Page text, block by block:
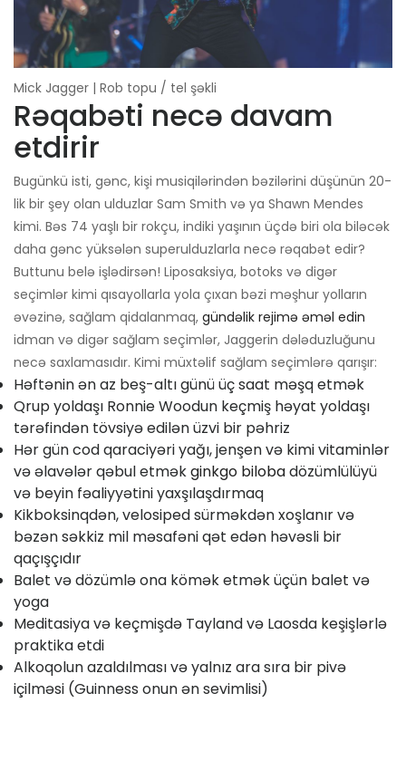
Mick Jagger | Rob topu / tel şəkli
Rəqabəti necə davam
etdirir
Bugünkü isti, gənc, kişi musiqilərindən bəzilərini düşünün 20-
lik bir şey olan ulduzlar Sam Smith və ya Shawn Mendes
kimi. Bəs 74 yaşlı bir rokçu, indiki yaşının üçdə biri ola biləcək
daha gənc yüksələn superulduzlarla necə rəqabət edir?
Buttunu belə işlədirsən! Liposaksiya, botoks və digər
seçimlər kimi qısayollarla yola çıxan bəzi məşhur yolların
əvəzinə, sağlam qidalanmaq, gündəlik rejimə əməl edin
idman və digər sağlam seçimlər, Jaggerin dələduzluğunu
necə saxlamasıdır. Kimi müxtəlif sağlam seçimlərə qarışır:
Həftənin ən az beş-altı günü üç saat məşq etmək
Qrup yoldaşı Ronnie Woodun keçmiş həyat yoldaşı
tərəfindən tövsiyə edilən üzvi bir pəhriz
Hər gün cod qaraciyəri yağı, jenşen və kimi vitaminlər
və əlavələr qəbul etməkginkgo bilobadözümlülüyü
və beyin fəaliyyətini yaxşılaşdırmaq
Kikboksinqdən, velosiped sürməkdən xoşlanır və
bəzən səkkiz mil məsafəni qət edən həvəsli bir
qaçışçıdır
Balet və dözümlə ona kömək etmək üçün balet və
yoga
Meditasiya və keçmişdə Tayland və Laosda keşişlərlə
praktika etdi
Alkoqolun azaldılması və yalnız ara sıra bir pivə
içilməsi (Guinness onun ən sevimlisi)